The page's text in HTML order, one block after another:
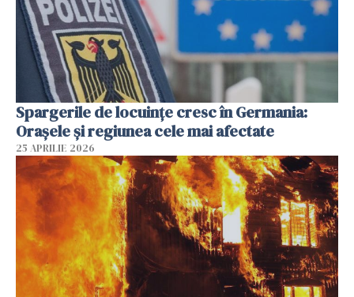
Spargerile de locuințe cresc în Germania:
Orașele și regiunea cele mai afectate
25 APRILIE 2026